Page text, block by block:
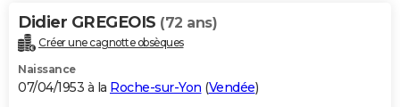
Didier GREGEOIS (72 ans)
Créer une cagnotte obsèques
Naissance
07/04/1953 à la Roche-sur-Yon (Vendée)